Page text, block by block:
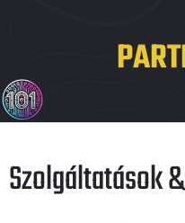
Szolgáltatások